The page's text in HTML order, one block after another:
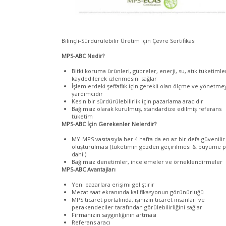
Bilinçli-Sürdürülebilir Üretim için Çevre Sertifikası
MPS-ABC Nedir?
Bitki koruma ürünleri, gübreler, enerji, su, atık
kaydedilerek izlenmesini sağlar
İşlemlerdeki şeffaflık için gerekli olan ölçme ve
yardımcıdır
Kesin bir sürdürülebilirlik için pazarlama aracıdır
Bağımsız olarak kurulmuş, standardize edilmiş referans
tüketim
MPS-ABC İçin Gerekenler Nelerdir?
MY-MPS vasıtasıyla her 4 hafta da en az bir defa güvenilir
oluşturulması (tüketimin gözden geçirilmesi & büyüme
dahil)
Bağımsız denetimler, incelemeler ve örneklendirmeler
MPS-ABC Avantajları
Yeni pazarlara erişimi geliştirir
Mezat saat ekranında kalifikasyonun görünürlüğü
MPS ticaret portalında, işinizin ticaret insanları ve
perakendeciler tarafından görülebilirliğini sağlar
Firmanızın saygınlığının artması
Referans aracı